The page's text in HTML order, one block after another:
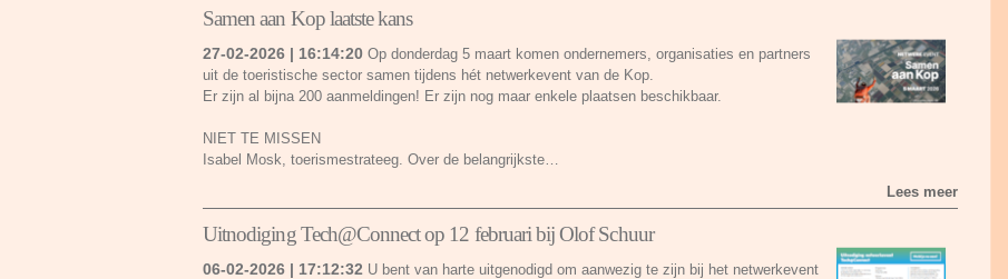
Samen aan Kop laatste kans
27-02-2026 | 16:14:20 Op donderdag 5 maart komen ondernemers, organisaties en partners
uit de toeristische sector samen tijdens hét netwerkevent van de Kop.
Er zijn al bijna 200 aanmeldingen! Er zijn nog maar enkele plaatsen beschikbaar.
NIET TE MISSEN
Isabel Mosk, toerismestrateeg. Over de belangrijkste…
Lees meer
Uitnodiging Tech@Connect op 12 februari bij Olof Schuur
06-02-2026 | 17:12:32 U bent van harte uitgenodigd om aanwezig te zijn bij het netwerkevent